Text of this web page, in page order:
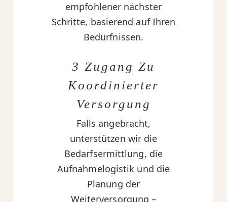
empfohlener nächster
Schritte, basierend auf Ihren
Bedürfnissen.
3 Zugang Zu
Koordinierter
Versorgung
Falls angebracht,
unterstützen wir die
Bedarfsermittlung, die
Aufnahmelogistik und die
Planung der
Weiterversorgung –